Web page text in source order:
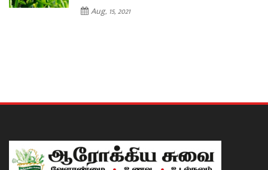
Aug, 15, 2021